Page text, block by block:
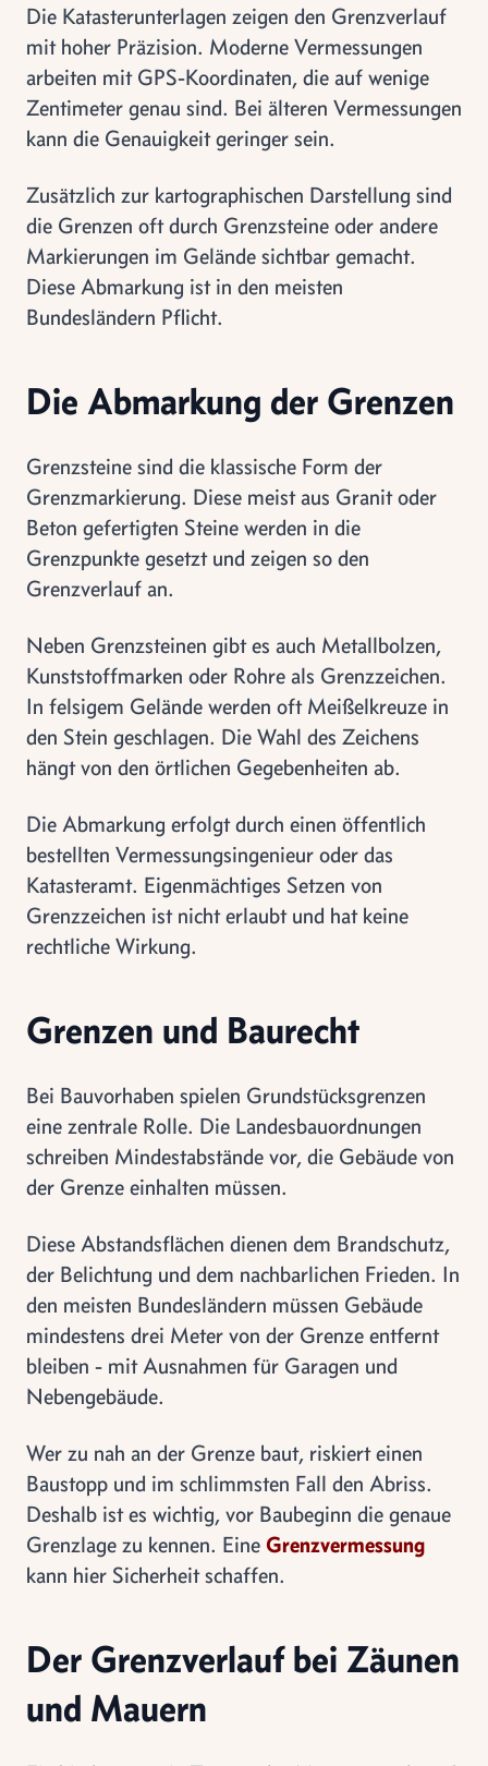
Die Katasterunterlagen zeigen den Grenzverlauf
mit hoher Präzision. Moderne Vermessungen
arbeiten mit GPS-Koordinaten, die auf wenige
Zentimeter genau sind. Bei älteren Vermessungen
kann die Genauigkeit geringer sein.
Zusätzlich zur kartographischen Darstellung sind
die Grenzen oft durch Grenzsteine oder andere
Markierungen im Gelände sichtbar gemacht.
Diese Abmarkung ist in den meisten
Bundesländern Pflicht.
Die Abmarkung der Grenzen
Grenzsteine sind die klassische Form der
Grenzmarkierung. Diese meist aus Granit oder
Beton gefertigten Steine werden in die
Grenzpunkte gesetzt und zeigen so den
Grenzverlauf an.
Neben Grenzsteinen gibt es auch Metallbolzen,
Kunststoffmarken oder Rohre als Grenzzeichen.
In felsigem Gelände werden oft Meißelkreuze in
den Stein geschlagen. Die Wahl des Zeichens
hängt von den örtlichen Gegebenheiten ab.
Die Abmarkung erfolgt durch einen öffentlich
bestellten Vermessungsingenieur oder das
Katasteramt. Eigenmächtiges Setzen von
Grenzzeichen ist nicht erlaubt und hat keine
rechtliche Wirkung.
Grenzen und Baurecht
Bei Bauvorhaben spielen Grundstücksgrenzen
eine zentrale Rolle. Die Landesbauordnungen
schreiben Mindestabstände vor, die Gebäude von
der Grenze einhalten müssen.
Diese Abstandsflächen dienen dem Brandschutz,
der Belichtung und dem nachbarlichen Frieden. In
den meisten Bundesländern müssen Gebäude
mindestens drei Meter von der Grenze entfernt
bleiben - mit Ausnahmen für Garagen und
Nebengebäude.
Wer zu nah an der Grenze baut, riskiert einen
Baustopp und im schlimmsten Fall den Abriss.
Deshalb ist es wichtig, vor Baubeginn die genaue
Grenzlage zu kennen. Eine Grenzvermessung
kann hier Sicherheit schaffen.
Der Grenzverlauf bei Zäunen
und Mauern